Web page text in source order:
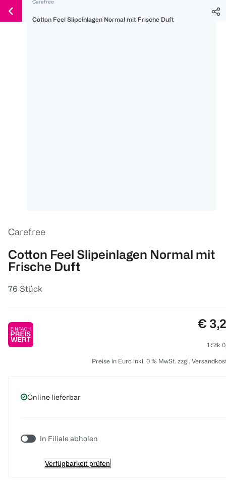
150 Ös
300 Ös
500 Ös
Weiter
zum
Carefree
Cotton Feel Slipeinlagen Normal mit Frische Duft
Carefree
Cotton Feel Slipeinlagen Normal mit
Frische Duft
76 Stück
€
1 Stk
Preise in Euro inkl. 0 % MwSt. zzgl.
Online lieferbar
In Filiale abholen
Verfügbarkeit prüfen